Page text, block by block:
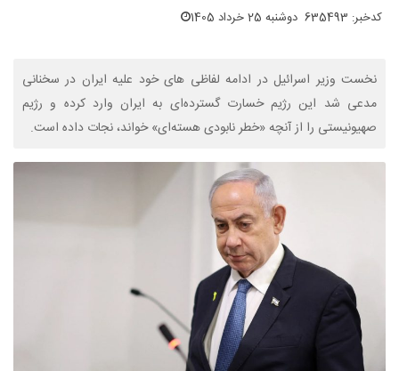
کدخبر: 635493 دوشنبه 25 خرداد 1405
نخست وزیر اسرائیل در ادامه لفاظی های خود علیه ایران در سخنانی
مدعی شد این رژیم خسارت گسترده‌ای به ایران وارد کرده و رژیم
صهیونیستی را از آنچه «خطر نابودی هسته‌ای» خواند، نجات داده است.